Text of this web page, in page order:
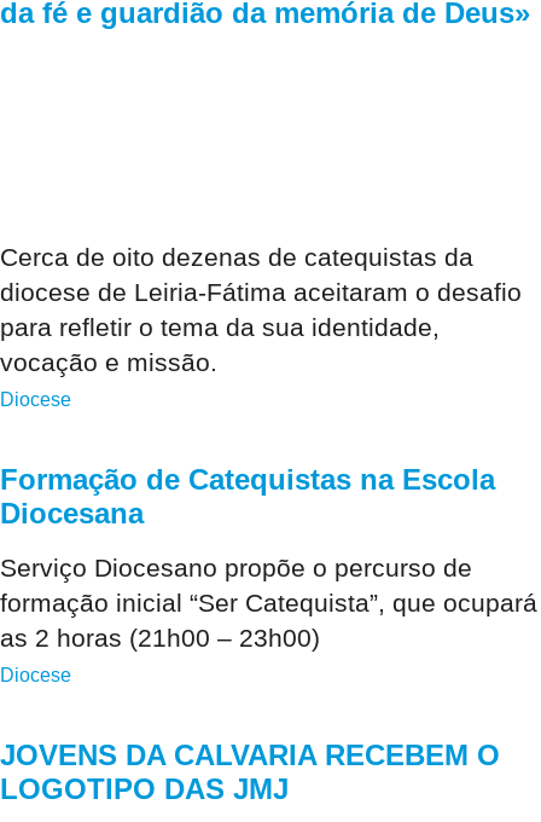
da fé e guardião da memória de Deus»
Cerca de oito dezenas de catequistas da
diocese de Leiria-Fátima aceitaram o desafio
para refletir o tema da sua identidade,
vocação e missão.
Diocese
Formação de Catequistas na Escola
Diocesana
Serviço Diocesano propõe o percurso de
formação inicial “Ser Catequista”, que ocupará
as 2 horas (21h00 – 23h00)
Diocese
JOVENS DA CALVARIA RECEBEM O
LOGOTIPO DAS JMJ